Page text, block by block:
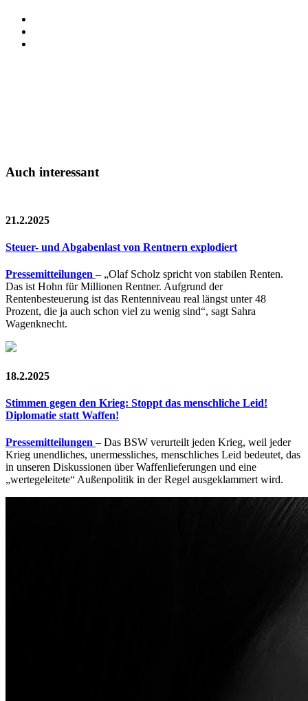
Auch interessant
21.2.2025
Steuer- und Abgabenlast von Rentnern explodiert
Pressemitteilungen – „Olaf Scholz spricht von stabilen Renten.
Das ist Hohn für Millionen Rentner. Aufgrund der
Rentenbesteuerung ist das Rentenniveau real längst unter 48
Prozent, die ja auch schon viel zu wenig sind“, sagt Sahra
Wagenknecht.
18.2.2025
Stimmen gegen den Krieg: Stoppt das menschliche Leid!
Diplomatie statt Waffen!
Pressemitteilungen – Das BSW verurteilt jeden Krieg, weil jeder
Krieg unendliches, unermessliches, menschliches Leid bedeutet, das
in unseren Diskussionen über Waffenlieferungen und eine
„wertegeleitete“ Außenpolitik in der Regel ausgeklammert wird.